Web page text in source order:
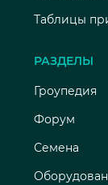
Таблицы
РАЗДЕЛЫ
Гроупедия
Форум
Семена